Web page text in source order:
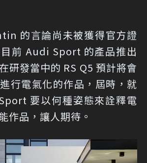
的言論尚未被獲得官方證
前 Audi Sport 的產品推出
研發當中的 RS Q5 預計將會
行電氣化的作品，屆時，就
要以何種姿態來詮釋電
作品，讓人期待。